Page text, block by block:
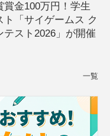
賞金100万円！学生
ト「サイゲームス ク
テスト2026」が開催
一覧